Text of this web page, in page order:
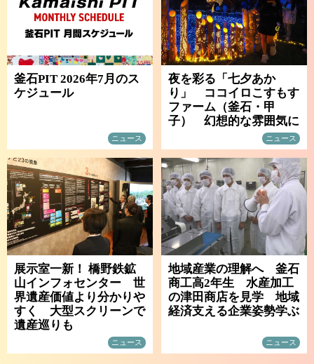
釜石PIT 2026年7月のス
ケジュール
ニュース
夜を彩る「七夕あか
り」 ココイロこすもす
ファーム（釜石・甲
子） 幻想的な雰囲気に
ニュース
展示室一新！ 橋野鉄鉱
山インフォセンター 世
界遺産価値より分かりや
すく 大型スクリーンで
遺産巡りも
ニュース
地域産業の理解へ 釜石
商工高2年生 水産加工
の津田商店を見学 地域
経済支える企業姿勢学ぶ
ニュース